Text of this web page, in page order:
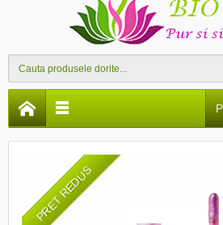
PRET REDUS